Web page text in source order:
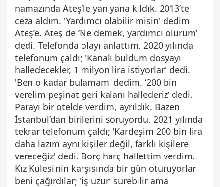
namazında Ateş’le yan yana kıldık. 2013’te
ceza aldım. 'Yardımcı olabilir misin' dedim
Ateş’e. Ateş de ‘Ne demek, yardımcı olurum’
dedi. Telefonda olayı anlattım. 2020 yılında
telefonum çaldı; 'Kanalı buldum dosyayı
halledecekler, 1 milyon lira istiyorlar' dedi.
'Ben o kadar bulamam' dedim. ‘200 bin
verelim peşinat geri kalanı hallederiz’ dedi.
Parayı bir otelde verdim, ayrıldık. Bazen
İstanbul’dan birilerini soruyordu. 2021 yılında
tekrar telefonum çaldı; 'Kardeşim 200 bin lira
daha lazım aynı kişiler değil, farklı kişilere
vereceğiz' dedi. Borç harç hallettim verdim.
Kız Kulesi'nin karşısında bir gün oturuyorlar
beni çağırdılar; 'iş uzun sürebilir ama